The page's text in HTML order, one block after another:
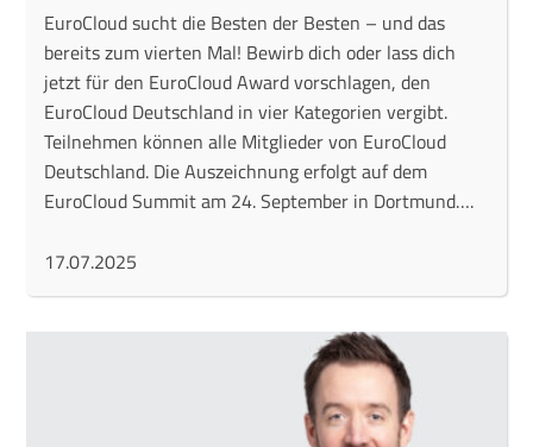
EuroCloud sucht die Besten der Besten – und das
bereits zum vierten Mal! Bewirb dich oder lass dich
jetzt für den EuroCloud Award vorschlagen, den
EuroCloud Deutschland in vier Kategorien vergibt.
Teilnehmen können alle Mitglieder von EuroCloud
Deutschland. Die Auszeichnung erfolgt auf dem
EuroCloud Summit am 24. September in Dortmund….
17.07.2025